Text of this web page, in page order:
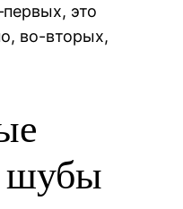
это
во-вторых,
шубы